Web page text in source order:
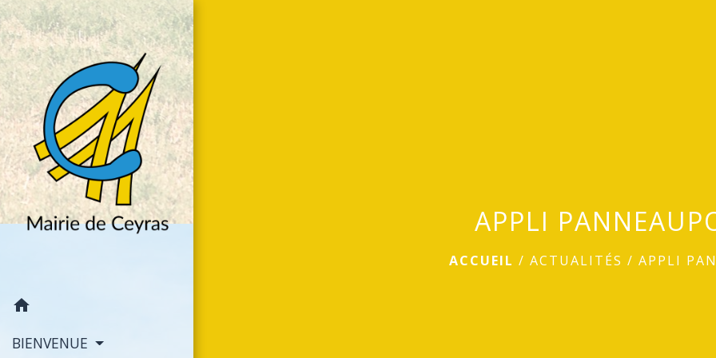
home
BIENVENUE
APPLI
ACCUEIL / ACTUALITÉS / APPLI